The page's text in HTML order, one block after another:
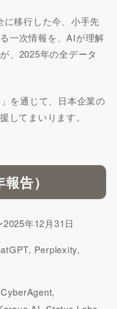
移行した今、小手先
一次情報を、AIが理解
、2025年の全データ
を通じて、日本企業の
してまいります。
告）
年12月31日
Perplexity,